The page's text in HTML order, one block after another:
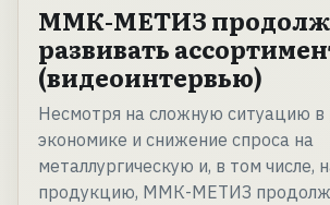
ММК-МЕТИЗ
развивать
(видеоинтервью)
Несмотря на сложную ситуацию в
экономике и снижение спроса на
металлургическую и, в том числе,
продукцию, ММК-МЕТИЗ